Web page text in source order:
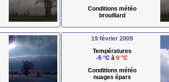
Conditions météo
brouillard
19 février 2009
Températures
-5 °C à 0 °C
Conditions météo
nuages épars